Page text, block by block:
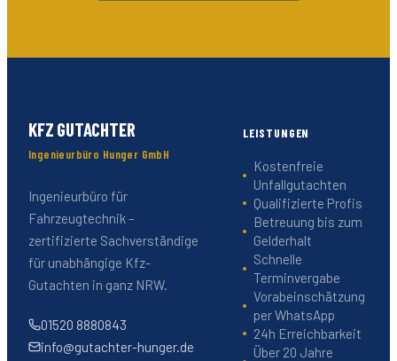
KFZ GUTACHTER
Ingenieurbüro Hunger GmbH
Ingenieurbüro für
Fahrzeugtechnik –
zertifizierte Sachverständige
für unabhängige Kfz-
Gutachten in ganz NRW.
01520 8880843
info@gutachter-hunger.de
LEISTUNGEN
Kostenfreie
Unfallgutachten
Qualifizierte Profis
Betreuung bis zum
Gelderhalt
Schnelle
Terminvergabe
Vorabeinschätzung
per WhatsApp
24h Erreichbarkeit
Über 20 Jahre